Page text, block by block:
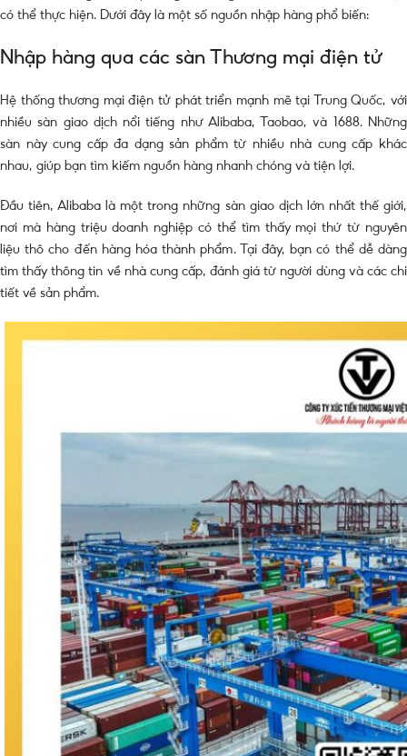
có thể thực hiện. Dưới đây là một số nguồn nhập hàng phổ biến:
Nhập hàng qua các sàn Thương mại điện tử
Hệ thống thương mại điện tử phát triển mạnh mẽ tại Trung Quốc, với
nhiều sàn giao dịch nổi tiếng như Alibaba, Taobao, và 1688. Những
sàn này cung cấp đa dạng sản phẩm từ nhiều nhà cung cấp khác
nhau, giúp bạn tìm kiếm nguồn hàng nhanh chóng và tiện lợi.
Đầu tiên, Alibaba là một trong những sàn giao dịch lớn nhất thế giới,
nơi mà hàng triệu doanh nghiệp có thể tìm thấy mọi thứ từ nguyên
liệu thô cho đến hàng hóa thành phẩm. Tại đây, bạn có thể dễ dàng
tìm thấy thông tin về nhà cung cấp, đánh giá từ người dùng và các chi
tiết về sản phẩm.